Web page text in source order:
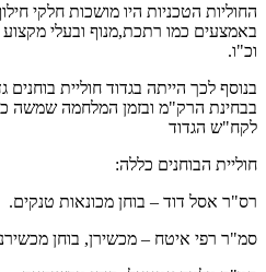
החוליות הטכניות היו מושכות חלקי
באמצעים כמו רתכת,מנוף ובעלי
וכ"ו.
בנוסף לכך הייתה בגדוד חוליית
בבחינת הרק"מ ובזמן המלחמה שמשה
לקח"ש הגדוד
חוליית הבוחנים כללה:
רס"ר אסל דוד – בוחן מכונאות טנקים.
סמ"ר רפי איטח – מכשירן, בוחן